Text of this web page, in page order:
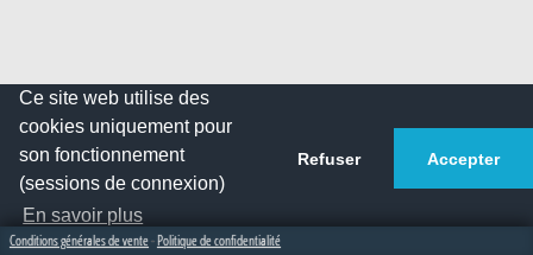
Ce site web utilise des
cookies uniquement pour
son fonctionnement
(sessions de connexion)
En savoir plus
Refuser Accepter
Conditions générales de vente-Politique de confidentialité